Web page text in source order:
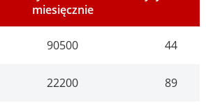
miesięcznie
90500 44
22200 89